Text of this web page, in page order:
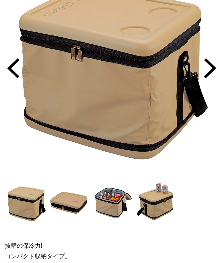
抜群の保冷力!
コンパクト収納タイプ。